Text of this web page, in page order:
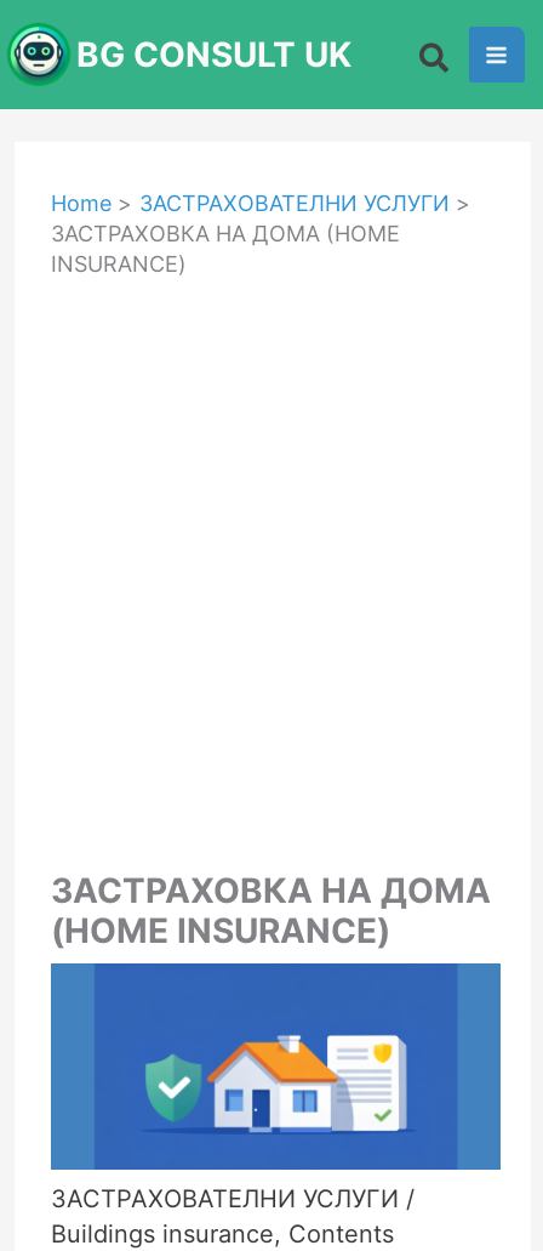
to
content
BG CONSULT UK
Home
ЗАСТРАХОВАТЕЛНИ УСЛУГИ
ЗАСТРАХОВКА НА ДОМА (HOME
INSURANCE)
ЗАСТРАХОВКА НА ДОМА
(HOME INSURANCE)
ЗАСТРАХОВАТЕЛНИ УСЛУГИ /
Buildings insurance, Contents